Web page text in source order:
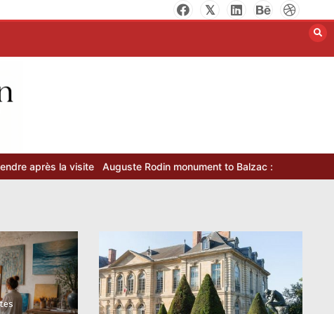
visite Auguste Rodin monument to Balzac : histoire et analyse de